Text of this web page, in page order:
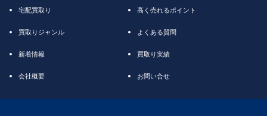
宅配買取り 高く売れるポイント
買取りジャンル よくある質問
新着情報 買取り実績
会社概要 お問い合せ